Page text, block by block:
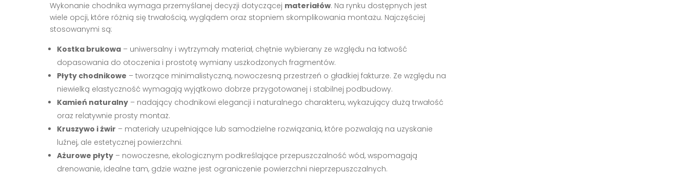
Wykonanie chodnika wymaga przemyślanej decyzji dotyczącej materiałów. Na rynku dostępnych jest
wiele opcji, które różnią się trwałością, wyglądem oraz stopniem skomplikowania montażu. Najczęściej
stosowanymi są:
Kostka brukowa – uniwersalny i wytrzymały materiał, chętnie wybierany ze względu na łatwość
dopasowania do otoczenia i prostotę wymiany uszkodzonych fragmentów.
Płyty chodnikowe – tworzące minimalistyczną, nowoczesną przestrzeń o gładkiej fakturze. Ze względu na
niewielką elastyczność wymagają wyjątkowo dobrze przygotowanej i stabilnej podbudowy.
Kamień naturalny – nadający chodnikowi elegancji i naturalnego charakteru, wykazujący dużą trwałość
oraz relatywnie prosty montaż.
Kruszywo i żwir – materiały uzupełniające lub samodzielne rozwiązania, które pozwalają na uzyskanie
luźnej, ale estetycznej powierzchni.
Ażurowe płyty – nowoczesne, ekologicznym podkreślające przepuszczalność wód, wspomagają
drenowanie, idealne tam, gdzie ważne jest ograniczenie powierzchni nieprzepuszczalnych.